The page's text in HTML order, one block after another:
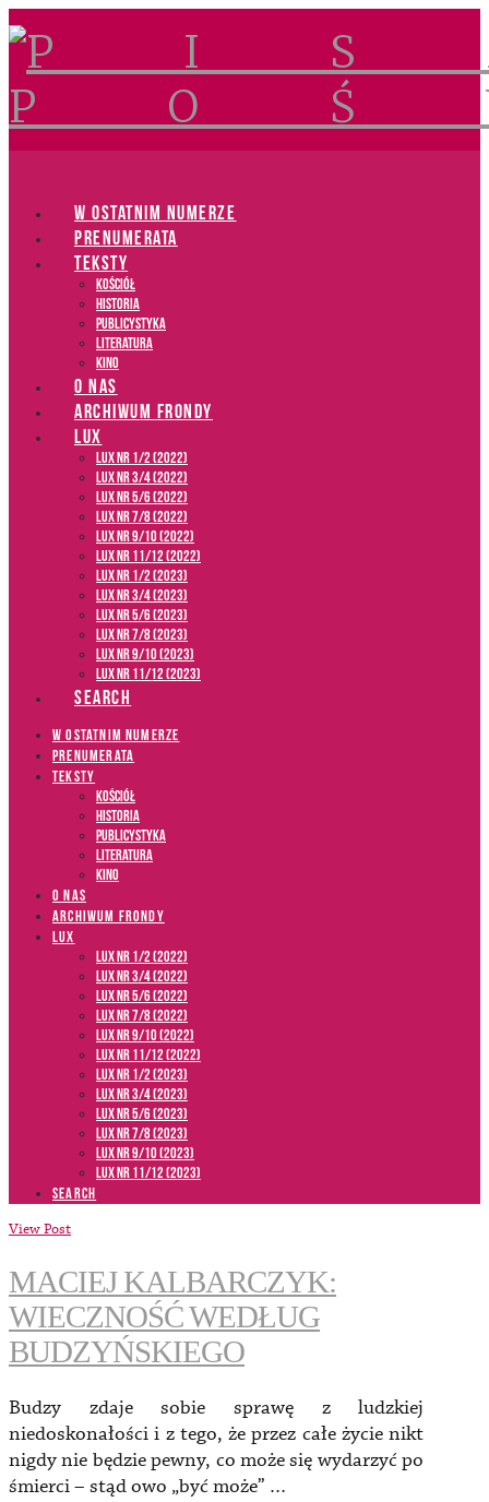
W OSTATNIM NUMERZE
PRENUMERATA
TEKSTY
Kościół
Historia
Publicystyka
Literatura
Kino
O NAS
ARCHIWUM FRONDY
LUX
LUX NR 1/2 (2022)
LUX NR 3/4 (2022)
LUX NR 5/6 (2022)
LUX NR 7/8 (2022)
LUX nr 9/10 (2022)
LUX NR 11/12 (2022)
LUX NR 1/2 (2023)
LUX NR 3/4 (2023)
LUX NR 5/6 (2023)
LUX NR 7/8 (2023)
LUX NR 9/10 (2023)
LUX NR 11/12 (2023)
SEARCH
W OSTATNIM NUMERZE
PRENUMERATA
TEKSTY
Kościół
Historia
Publicystyka
Literatura
Kino
O NAS
ARCHIWUM FRONDY
LUX
LUX NR 1/2 (2022)
LUX NR 3/4 (2022)
LUX NR 5/6 (2022)
LUX NR 7/8 (2022)
LUX nr 9/10 (2022)
LUX NR 11/12 (2022)
LUX NR 1/2 (2023)
LUX NR 3/4 (2023)
LUX NR 5/6 (2023)
LUX NR 7/8 (2023)
LUX NR 9/10 (2023)
LUX NR 11/12 (2023)
SEARCH
View Post
MACIEJ KALBARCZYK:
WIECZNOŚĆ WEDŁUG
BUDZYŃSKIEGO
Budzy zdaje sobie sprawę z ludzkiej
niedoskonałości i z tego, że przez całe życie nikt
nigdy nie będzie pewny, co może się wydarzyć po
śmierci – stąd owo „być może” …